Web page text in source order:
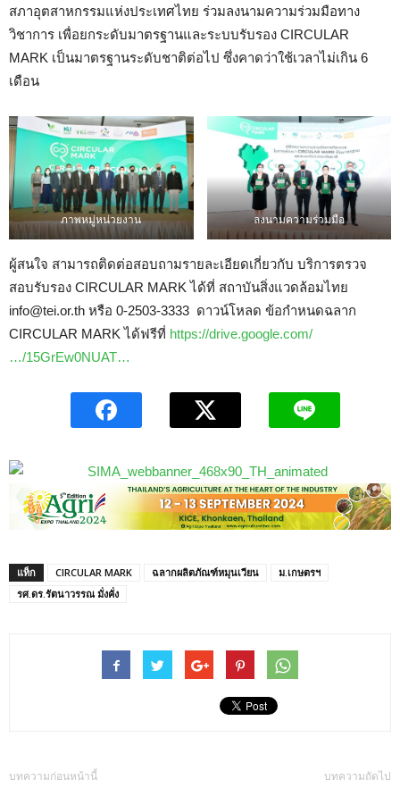
สภาอุตสาหกรรมแห่งประเทศไทย ร่วมลงนามความร่วมมือทาง
วิชาการ เพื่อยกระดับมาตรฐานและระบบรับรอง CIRCULAR
MARK เป็นมาตรฐานระดับชาติต่อไป ซึ่งคาดว่าใช้เวลาไม่เกิน 6
เดือน
ภาพหมู่หน่วยงาน ลงนามความร่วมมือ
ผู้สนใจ สามารถติดต่อสอบถามรายละเอียดเกี่ยวกับ บริการตรวจ
สอบรับรอง CIRCULAR MARK ได้ที่ สถาบันสิ่งแวดล้อมไทย
info@tei.or.th หรือ 0-2503-3333 ดาวน์โหลด ข้อกำหนดฉลาก
CIRCULAR MARK ได้ฟรีที่ https://drive.google.com/
…/15GrEw0NUAT…
แท็ก CIRCULAR MARK ฉลากผลิตภัณฑ์หมุนเวียน
ม.เกษตรฯ
รศ.ดร.รัตนาวรรณ มั่งคั่ง
บทความก่อนหน้านี้ บทความถัดไป